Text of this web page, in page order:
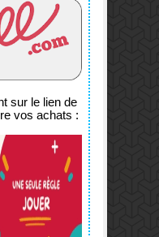
sur le lien de
vos achats :